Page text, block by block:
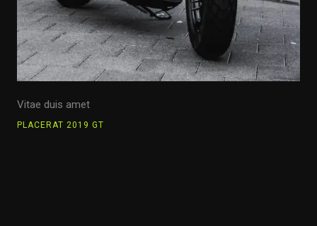
Vitae duis amet
PLACERAT 2019 GT